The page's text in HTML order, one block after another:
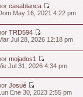
casablanca
May 16, 2021 4:22 pm
TRD594
Jul 28, 2026 12:18 pm
mojados1
Jul 31, 2026 4:34 pm
Josué
Ene 30, 2023 2:55 pm